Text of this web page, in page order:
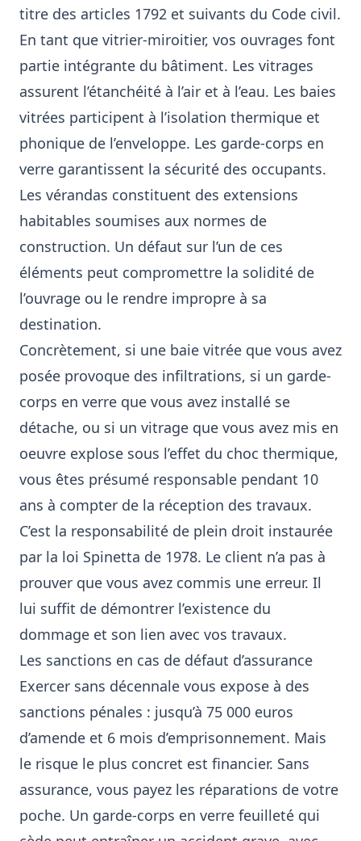
titre des articles 1792 et suivants du Code civil.
En tant que vitrier-miroitier, vos ouvrages font
partie intégrante du bâtiment. Les vitrages
assurent l’étanchéité à l’air et à l’eau. Les baies
vitrées participent à l’isolation thermique et
phonique de l’enveloppe. Les garde-corps en
verre garantissent la sécurité des occupants.
Les vérandas constituent des extensions
habitables soumises aux normes de
construction. Un défaut sur l’un de ces
éléments peut compromettre la solidité de
l’ouvrage ou le rendre impropre à sa
destination.
Concrètement, si une baie vitrée que vous avez
posée provoque des infiltrations, si un garde-
corps en verre que vous avez installé se
détache, ou si un vitrage que vous avez mis en
oeuvre explose sous l’effet du choc thermique,
vous êtes présumé responsable pendant 10
ans à compter de la réception des travaux.
C’est la responsabilité de plein droit instaurée
par la loi Spinetta de 1978. Le client n’a pas à
prouver que vous avez commis une erreur. Il
lui suffit de démontrer l’existence du
dommage et son lien avec vos travaux.
Les sanctions en cas de défaut d’assurance
Exercer sans décennale vous expose à des
sanctions pénales : jusqu’à 75 000 euros
d’amende et 6 mois d’emprisonnement. Mais
le risque le plus concret est financier. Sans
assurance, vous payez les réparations de votre
poche. Un garde-corps en verre feuilleté qui